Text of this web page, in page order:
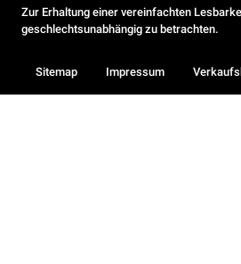
Zur Erhaltung einer vereinfachten
geschlechtsunabhängig zu betrachten.
Sitemap Impressum